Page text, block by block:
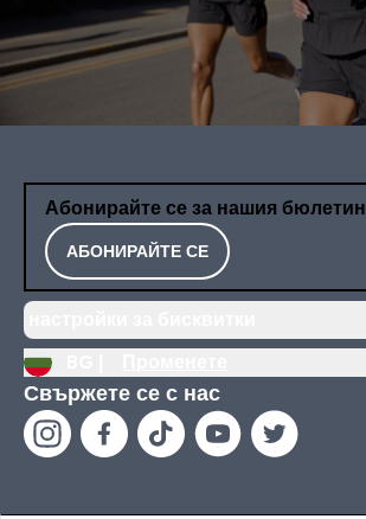
Абонирайте се за нашия бюлетин
АБОНИРАЙТЕ СЕ
Свържете се с нас